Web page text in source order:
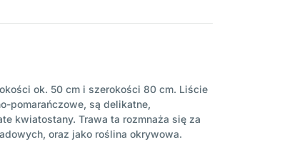
ok. 50 cm i szerokości 80 cm. Liście
pomarańczowe, są delikatne,
kwiatostany. Trawa ta rozmnaża się za
oraz jako roślina okrywowa.